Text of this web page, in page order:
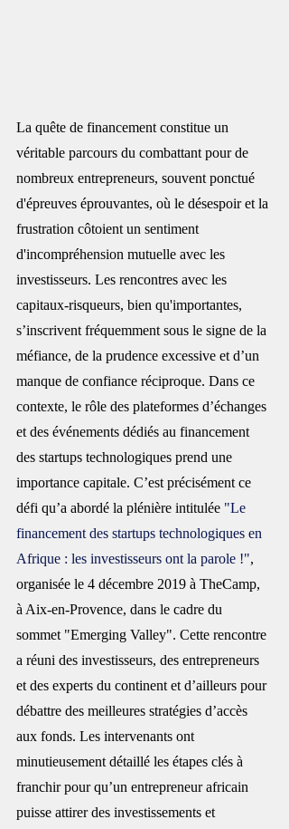
La quête de financement constitue un
véritable parcours du combattant pour de
nombreux entrepreneurs, souvent ponctué
d'épreuves éprouvantes, où le désespoir et la
frustration côtoient un sentiment
d'incompréhension mutuelle avec les
investisseurs. Les rencontres avec les
capitaux-risqueurs, bien qu'importantes,
s’inscrivent fréquemment sous le signe de la
méfiance, de la prudence excessive et d’un
manque de confiance réciproque. Dans ce
contexte, le rôle des plateformes d’échanges
et des événements dédiés au financement
des startups technologiques prend une
importance capitale. C’est précisément ce
défi qu’a abordé la plénière intitulée "Le
financement des startups technologiques en
Afrique : les investisseurs ont la parole !",
organisée le 4 décembre 2019 à TheCamp,
à Aix-en-Provence, dans le cadre du
sommet "Emerging Valley". Cette rencontre
a réuni des investisseurs, des entrepreneurs
et des experts du continent et d’ailleurs pour
débattre des meilleures stratégies d’accès
aux fonds. Les intervenants ont
minutieusement détaillé les étapes clés à
franchir pour qu’un entrepreneur africain
puisse attirer des investissements et